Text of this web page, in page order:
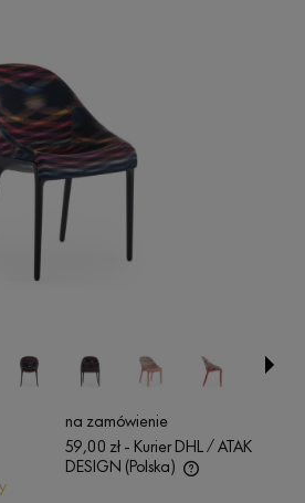
na zamówienie
59,00 zł - Kurier DHL / ATAK
DESIGN (Polska)
kosztów płatności